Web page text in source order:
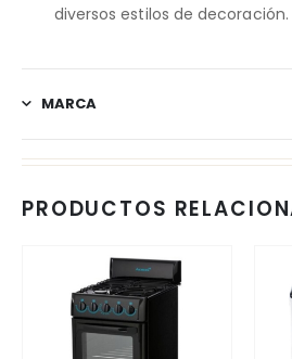
diversos estilos de decoración.
MARCA
PRODUCTOS